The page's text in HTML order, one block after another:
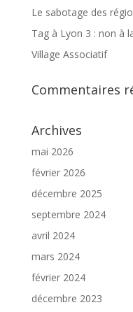
Le sabotage des
Tag à Lyon 3 : non à
Village Associatif
Commentaires
Archives
mai 2026
février 2026
décembre 2025
septembre 2024
avril 2024
mars 2024
février 2024
décembre 2023